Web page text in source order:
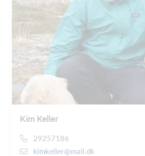
Kim Keller
29257186
kimkeller@mail.dk